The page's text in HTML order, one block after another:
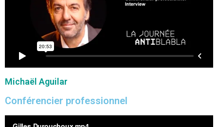
Michaël Aguilar
Conférencier professionnel